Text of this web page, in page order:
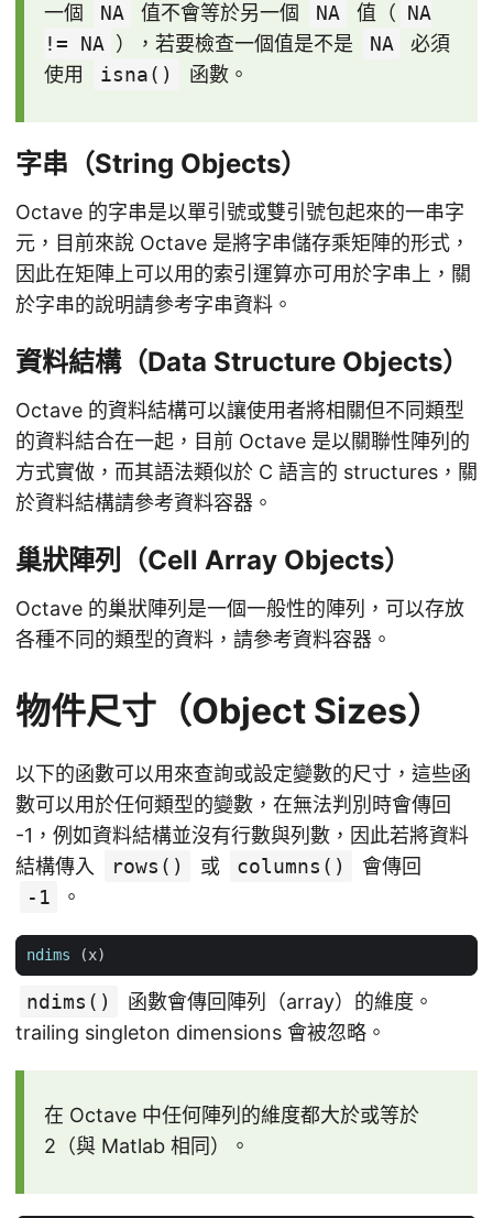
一個 NA 值不會等於另一個 NA 值（ NA
!= NA ），若要檢查一個值是不是 NA
必須
使用
isna() 函數。
字串（String Objects）
Octave 的字串是以單引號或雙引號包起來的一串字
元，目前來說 Octave 是將字串儲存乘矩陣的形式，
因此在矩陣上可以用的索引運算亦可用於字串上，關
於字串的說明請參考字串資料。
資料結構（Data Structure Objects）
Octave 的資料結構可以讓使用者將相關但不同類型
的資料結合在一起，目前 Octave 是以關聯性陣列的
方式實做，而其語法類似於 C 語言的 structures，關
於資料結構請參考資料容器。
巢狀陣列（Cell Array Objects）
Octave 的巢狀陣列是一個一般性的陣列，可以存放
各種不同的類型的資料，請參考資料容器。
物件尺寸（Object Sizes）
以下的函數可以用來查詢或設定變數的尺寸，這些函
數可以用於任何類型的變數，在無法判別時會傳回
-1，例如資料結構並沒有行數與列數，因此若將資料
結構傳入
rows() 或 columns()
會傳回
-1
。
ndims (x)
ndims()
函數會傳回陣列（array）的維度。
trailing singleton dimensions 會被忽略。
在 Octave 中任何陣列的維度都大於或等於
2（與 Matlab 相同）。